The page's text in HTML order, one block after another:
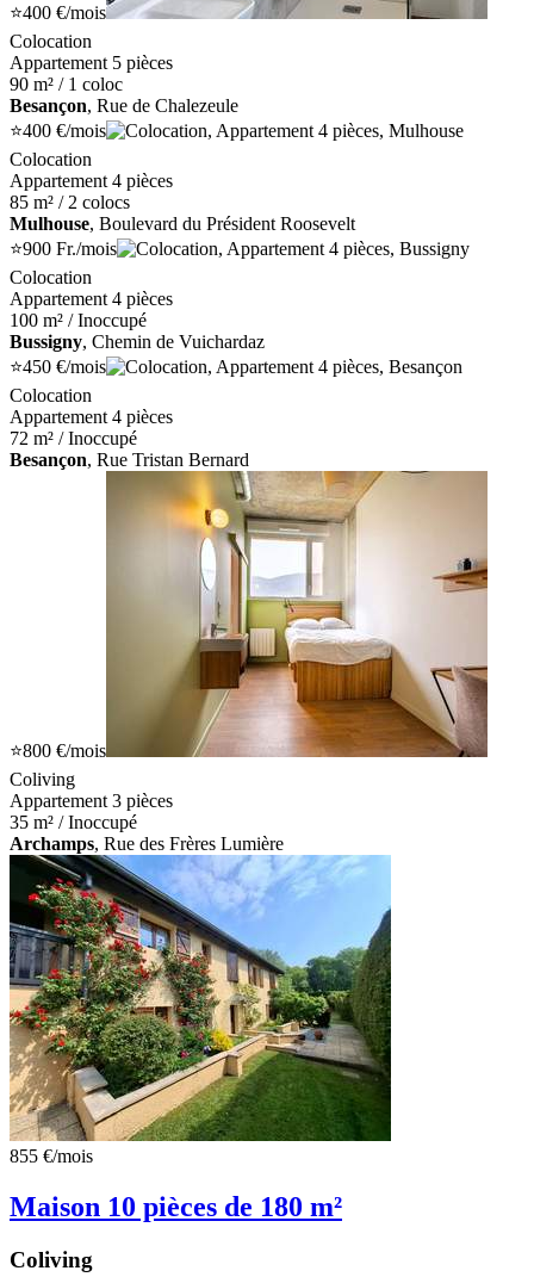
⭐400 €/mois
Colocation
Appartement 5 pièces
90 m² / 1 coloc
Besançon, Rue de Chalezeule
⭐400 €/mois
Colocation
Appartement 4 pièces
85 m² / 2 colocs
Mulhouse, Boulevard du Président Roosevelt
⭐900 Fr./mois
Colocation
Appartement 4 pièces
100 m² / Inoccupé
Bussigny, Chemin de Vuichardaz
⭐450 €/mois
Colocation
Appartement 4 pièces
72 m² / Inoccupé
Besançon, Rue Tristan Bernard
⭐800 €/mois
Coliving
Appartement 3 pièces
35 m² / Inoccupé
Archamps, Rue des Frères Lumière
855 €/mois
Maison 10 pièces de 180 m²
Coliving